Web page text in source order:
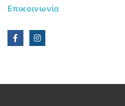
Επικοινωνία